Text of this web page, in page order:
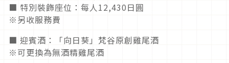
■ 特別裝飾座位：每人12,430日圓
※另收服務費
■ 迎賓酒：「向日葵」梵谷原創雞尾酒
※可更換為無酒精雞尾酒